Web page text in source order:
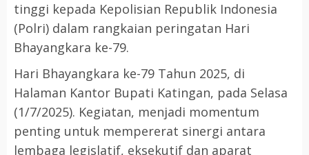
tinggi kepada Kepolisian Republik Indonesia
(Polri) dalam rangkaian peringatan Hari
Bhayangkara ke-79.
Hari Bhayangkara ke-79 Tahun 2025, di
Halaman Kantor Bupati Katingan, pada Selasa
(1/7/2025). Kegiatan, menjadi momentum
penting untuk mempererat sinergi antara
lembaga legislatif, eksekutif dan aparat